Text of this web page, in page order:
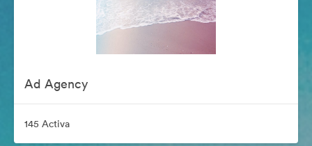
Ad Agency
145 Activa